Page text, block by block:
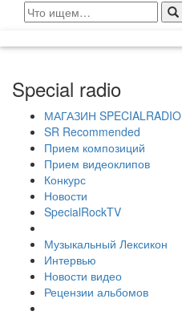
Search
for:
Special radio
МАГАЗИН SPECIALRADIO
SR Recommended
Прием композиций
Прием видеоклипов
Конкурс
Новости
SpecialRockTV
Музыкальный Лексикон
Интервью
Новости видео
Рецензии альбомов